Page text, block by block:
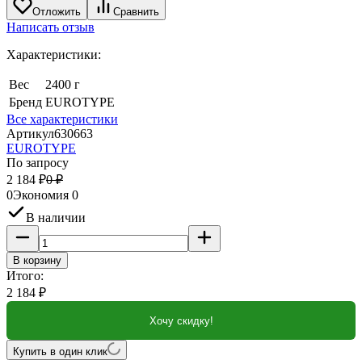
Отложить Сравнить
Написать отзыв
Характеристики:
Вес
2400 г
Бренд EUROTYPE
Все характеристики
Артикул630663
EUROTYPE
По запросу
2 184 ₽0 ₽
0Экономия 0
В наличии
В корзину
Итого:
2 184 ₽
Хочу скидку!
Купить в один клик